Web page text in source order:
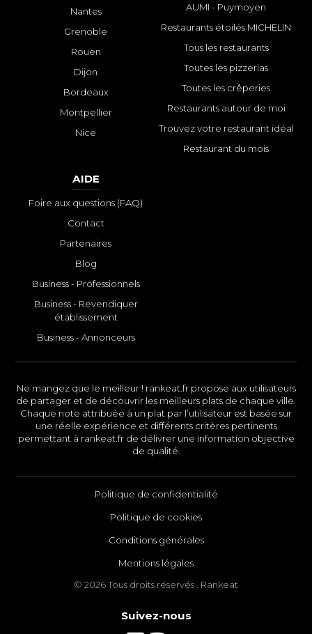
Nantes
Grenoble
Rouen
Dijon
Bordeaux
Montpellier
Nice
AUMI - Puymoyen
Restaurants étoilés MICHELIN
Tous les restaurants
Toutes les pizzerias
Toutes les crêperies
Restaurants autour de moi
Trouvez votre restaurant idéal
Restaurant du mois
AIDE
Foire aux questions (FAQ)
Contact
Partenaires
Blog
Business - Professionnels
Business - Revendiquer
établissement
Business - Annonceurs
Ne mangez que le meilleur ! rankeat.fr propose aux utilisateurs
de partager et de découvrir les meilleurs plats de chaque ville.
Chaque note attribuée à un plat par l’utilisateur est basée sur
une réelle expérience et différents critères pertinents
permettant à rankeat.fr de délivrer une information objective
de qualité.
Politique de confidentialité
Politique de cookies
Conditions générales
Mentions légales
© 2026 Tous droits réservés . Rankeat
Suivez-nous